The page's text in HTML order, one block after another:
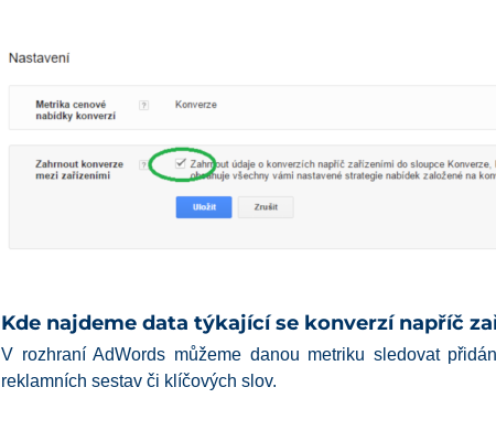
Kde najdeme data týkající se konverzí napříč
V rozhraní AdWords můžeme danou metriku sledovat
reklamních sestav či klíčových slov.